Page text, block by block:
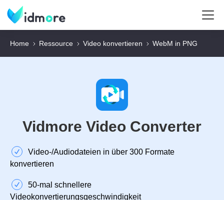
Home Ressource Video konvertieren WebM in PNG
Vidmore Video Converter
Video‑/Audiodateien in über 300 Formate
konvertieren
50‑mal schnellere
Videokonvertierungsgeschwindigkeit